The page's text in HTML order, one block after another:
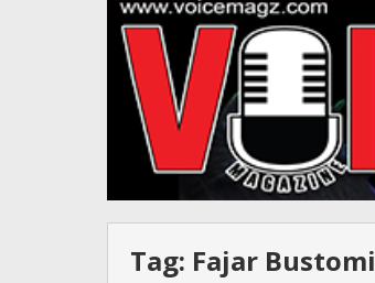
Tag: Fajar Bustomi